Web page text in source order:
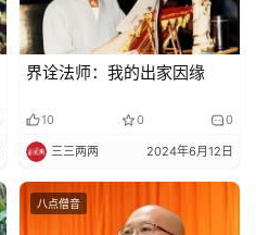
界诠法师：我的出家因缘
10 0 0
三三两两 2024年6月12日
八点僧音